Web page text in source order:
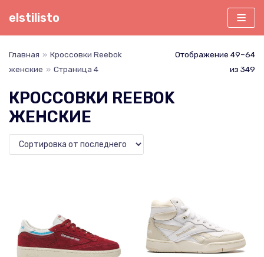
Перейти
elstilisto
Главная » Кроссовки Reebok
женские » Страница 4
Отображение 49–64
из 349
КРОССОВКИ REEBOK
ЖЕНСКИЕ